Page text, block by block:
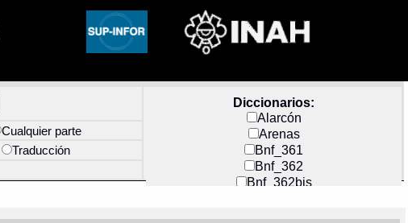
Diccionarios:
Alarcón
Arenas
Bnf_361
Bnf_362
Bnf_362bis
Cualquier parte
Traducción